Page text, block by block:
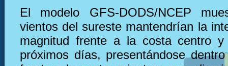
El modelo GFS-DODS/NCEP
vientos del sureste mantendrían la
magnitud frente a la costa centro
próximos días, presentándose